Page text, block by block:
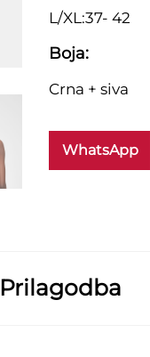
L/XL:37- 42
Boja:
Crna + siva
WhatsApp
Prilagodba